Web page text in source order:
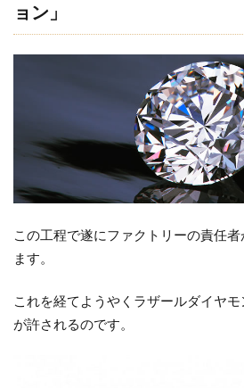
ョン」
この工程で遂にファクトリーの責任
ます。
これを経てようやくラザールダイヤ
が許されるのです。